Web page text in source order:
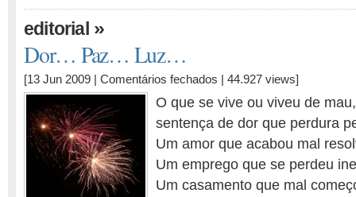
editorial»
Dor… Paz… Luz…
[13 Jun 2009 | Comentários fechados em
Paz…
Luz…
| 44.927 views]
O que se vive ou viveu de
sentença de dor que perdura
Um amor que acabou mal
Um emprego que se perdeu
Um casamento que mal